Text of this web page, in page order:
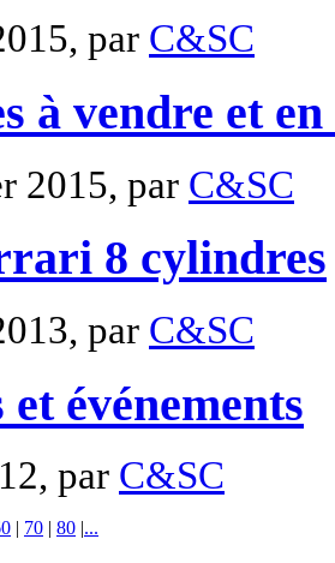
par C&SC
à vendre et
2015, par C&SC
8 cylindres
par C&SC
événements
par C&SC
| 70 | 80 |...